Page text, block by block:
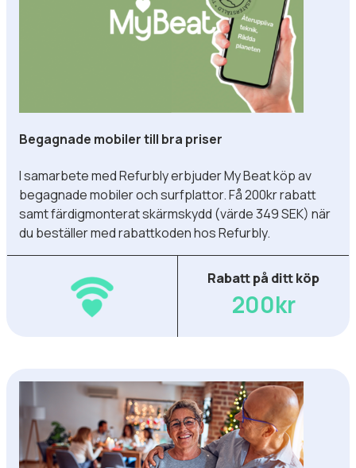
Begagnade mobiler till bra priser
I samarbete med Refurbly erbjuder My Beat köp av
begagnade mobiler och surfplattor. Få 200kr rabatt
samt färdigmonterat skärmskydd (värde 349 SEK) när
du beställer med rabattkoden hos Refurbly.
Rabatt på ditt köp
200kr